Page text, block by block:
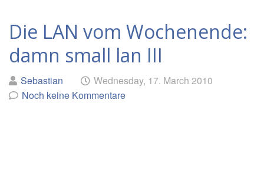
Bugs,
Fehlern
und
mehr
Die LAN vom Wochenende:
damn small lan III
Geschrieben
von
Sebastian am Wednesday, 17. March 2010
Noch keine Kommentare